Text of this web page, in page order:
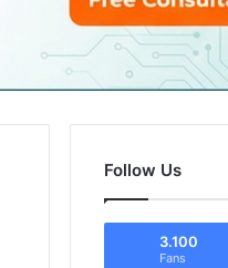
Follow Us
3.100
Fans